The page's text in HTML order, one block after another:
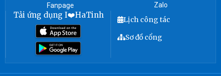
Fanpage Zalo
Tải ứng dụng I❤️HaTinh
Lịch công tác
Sơ đồ cổng